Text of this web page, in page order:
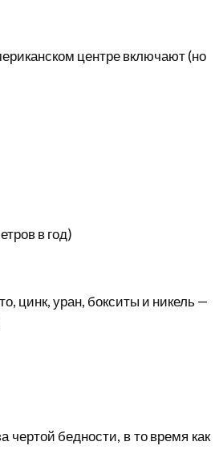
центре включают (но
в год)
цинк, уран, бокситы и никель —
бедности, в то время как